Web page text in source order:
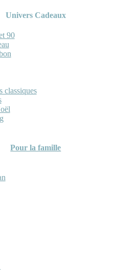
Univers Cadeaux
90
classiques
Pour la famille